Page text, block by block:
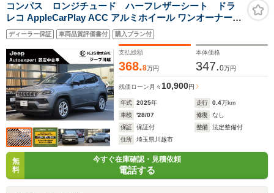
コンパス ロンジチュード ハーフレザーシート ドラ
レコ AppleCarPlay ACC アルミホイール ワンオーナー
ACC機能 禁煙車 認定中古車
ディーラー保証 車両品質評価書付 購入プラン付
支払総額
368.8万円
本体価格
347.0万円
残価ローン 月々10,900円
年式 2025年 走行 0.4万km
車検
'28/07 修復
なし
保証
保証付 整備
法定整備付
住所
埼玉県川越市
無
料
今すぐ在庫確認・見積依頼
電話する